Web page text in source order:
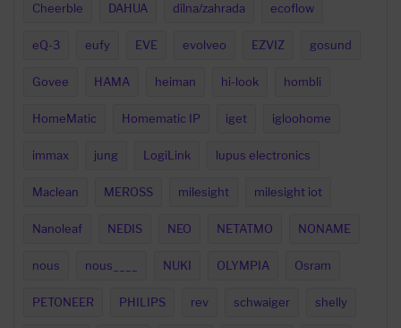
Cheerble DAHUA dílna/zahrada ecoflow
eQ-3 eufy EVE evolveo EZVIZ gosund
Govee HAMA heiman hi-look hombli
HomeMatic Homematic IP iget igloohome
immax jung LogiLink lupus electronics
Maclean MEROSS milesight milesight iot
Nanoleaf NEDIS NEO NETATMO NONAME
nous nous____ NUKI OLYMPIA Osram
PETONEER PHILIPS rev schwaiger shelly